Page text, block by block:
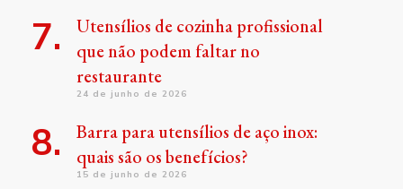
Utensílios de cozinha profissional
que não podem faltar no
restaurante
24 de junho de 2026
Barra para utensílios de aço inox:
quais são os benefícios?
15 de junho de 2026